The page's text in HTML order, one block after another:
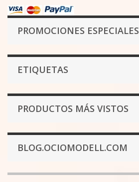
PROMOCIONES ESPECIALES
ETIQUETAS
PRODUCTOS MÁS VISTOS
BLOG.OCIOMODELL.COM